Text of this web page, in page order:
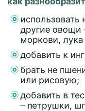
использовать
другие овощи
моркови, лука
добавить к
брать не
или рисовую;
добавить в
– петрушки,